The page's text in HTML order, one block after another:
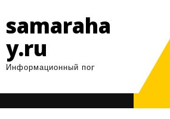
samaraha
y.ru
Информационный портал